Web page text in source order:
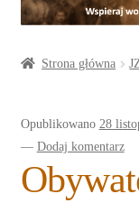
Parafie
Artykuły
Strona główna
Opublikowano 28
— Dodaj komentarz